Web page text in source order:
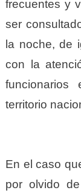
frecuentes y
ser
la noche, de
con la
territorio
En el caso
por olvido